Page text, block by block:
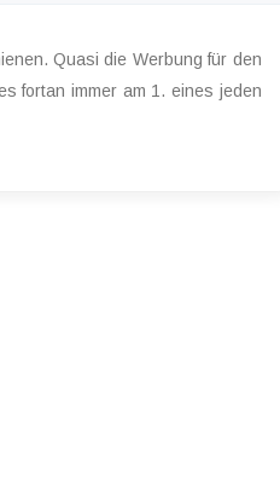
Quasi die Werbung für den
fortan immer am 1. eines jeden